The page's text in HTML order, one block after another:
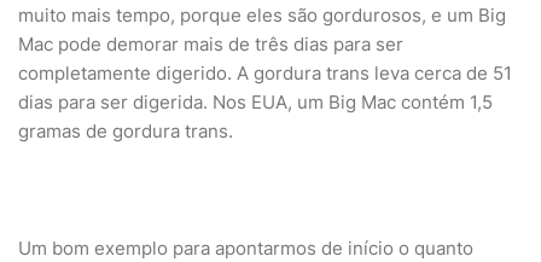
muito mais tempo, porque eles são gordurosos, e um Big
Mac pode demorar mais de três dias para ser
completamente digerido. A gordura trans leva cerca de 51
dias para ser digerida. Nos EUA, um Big Mac contém 1,5
gramas de gordura trans.
Um bom exemplo para apontarmos de início o quanto